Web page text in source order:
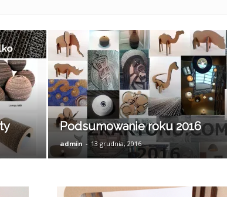
Kartonu
Podsumowanie roku 2016
admin - 13 grudnia, 2016